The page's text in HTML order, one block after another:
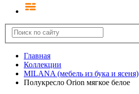
Главная
Коллекции
MILANA (мебель из бука и ясеня)
Полукресло Orion мягкое белое